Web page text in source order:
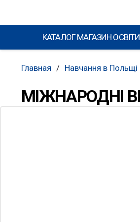
КАТАЛОГ МАГАЗИН ОСВІТИ
Главная / Навчання в Польщі
МІЖНАРОДНІ